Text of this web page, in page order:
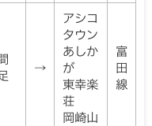
→
アシコ
タウン
あしか
が
東幸楽
荘
岡崎山
富
田
線